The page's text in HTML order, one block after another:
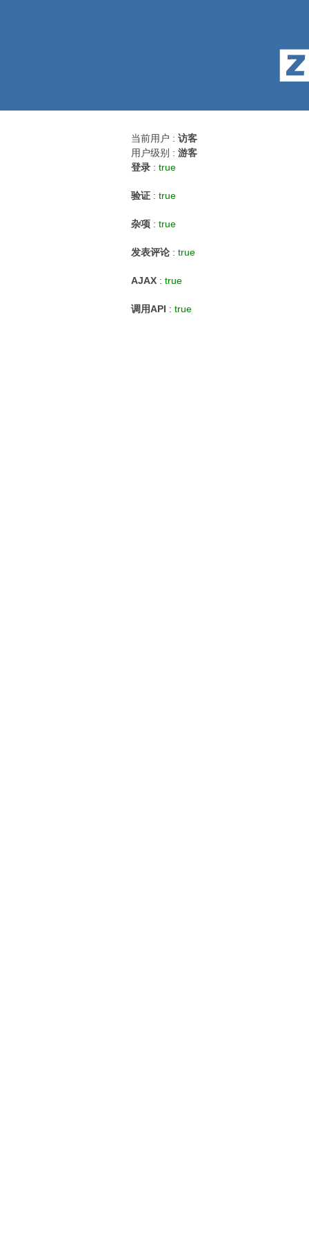
当前用户 : 访客
用户级别 : 游客
登录 : true
验证 : true
杂项 : true
发表评论 : true
AJAX : true
调用API : true